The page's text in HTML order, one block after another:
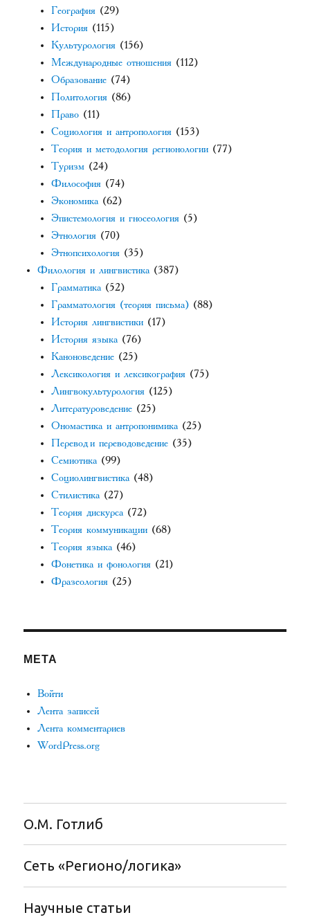
География (29)
История (115)
Культурология (156)
Международные отношения (112)
Образование (74)
Политология (86)
Право (11)
Социология и антропология (153)
Теория и методология регионологии (77)
Туризм (24)
Философия (74)
Экономика (62)
Эпистемология и гносеология (5)
Этнология (70)
Этнопсихология (35)
Филология и лингвистика (387)
Грамматика (52)
Грамматология (теория письма) (88)
История лингвистики (17)
История языка (76)
Каноноведение (25)
Лексикология и лексикография (75)
Лингвокультурология (125)
Литературоведение (25)
Ономастика и антропонимика (25)
Перевод и переводоведение (35)
Семиотика (99)
Социолингвистика (48)
Стилистика (27)
Теория дискурса (72)
Теория коммуникации (68)
Теория языка (46)
Фонетика и фонология (21)
Фразеология (25)
МЕТА
Войти
Лента записей
Лента комментариев
WordPress.org
О.М. Готлиб
Сеть «Регионо/логика»
Научные статьи